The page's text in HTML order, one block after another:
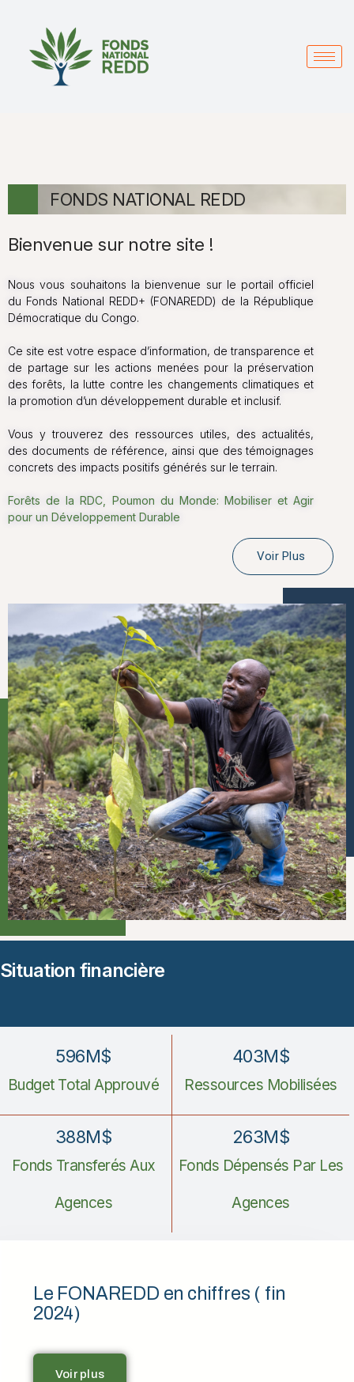
FONDS NATIONAL REDD
Bienvenue sur notre site !
Nous vous souhaitons la bienvenue sur le portail officiel
du Fonds National REDD+ (FONAREDD) de la République
Démocratique du Congo.
Ce site est votre espace d’information, de transparence et
de partage sur les actions menées pour la préservation
des forêts, la lutte contre les changements climatiques et
la promotion d’un développement durable et inclusif.
Vous y trouverez des ressources utiles, des actualités,
des documents de référence, ainsi que des témoignages
concrets des impacts positifs générés sur le terrain.
Forêts de la RDC, Poumon du Monde: Mobiliser et Agir
pour un Développement Durable
Voir Plus
Situation financière
596M$
Budget Total Approuvé
403M$
Ressources Mobilisées
388M$
Fonds Transferés Aux
Agences
263M$
Fonds Dépensés Par Les
Agences
Le FONAREDD en chiffres ( fin
2024)
Voir plus